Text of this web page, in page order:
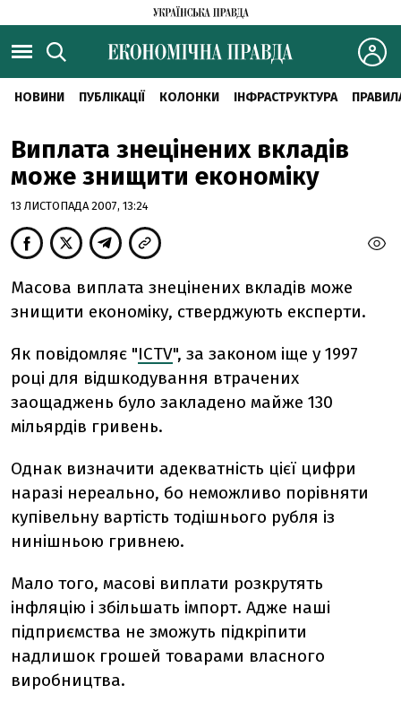
НОВИНИ ПУБЛІКАЦІЇ КОЛОНКИ ІНФРАСТРУКТУРА
Виплата знецінених вкладів
може знищити економіку
13 ЛИСТОПАДА 2007, 13:24
Масова виплата знецінених вкладів може
знищити економіку, стверджують експерти.
Як повідомляє "ICTV", за законом іще у 1997
році для відшкодування втрачених
заощаджень було закладено майже 130
мільярдів гривень.
Однак визначити адекватність цієї цифри
наразі нереально, бо неможливо порівняти
купівельну вартість тодішнього рубля із
нинішньою гривнею.
Мало того, масові виплати розкрутять
інфляцію і збільшать імпорт. Адже наші
підприємства не зможуть підкріпити
надлишок грошей товарами власного
виробництва.